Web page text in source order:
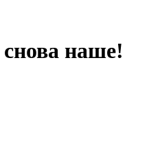
снова наше!